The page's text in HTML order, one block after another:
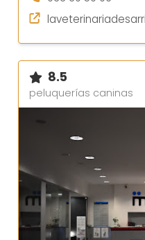
8.5
peluquerías caninas